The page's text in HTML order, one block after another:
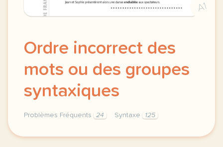
A1
Ordre incorrect des
mots ou des groupes
syntaxiques
Problèmes Fréquents 24 Syntaxe 125
ordre incorrect des mots syntaxe ou des